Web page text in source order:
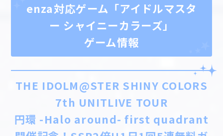
enza対応ゲーム「アイドルマスタ
ー シャイニーカラーズ」
ゲーム情報
THE IDOLM@STER SHINY COLORS
7th UNITLIVE TOUR
円環 -Halo around- first quadrant